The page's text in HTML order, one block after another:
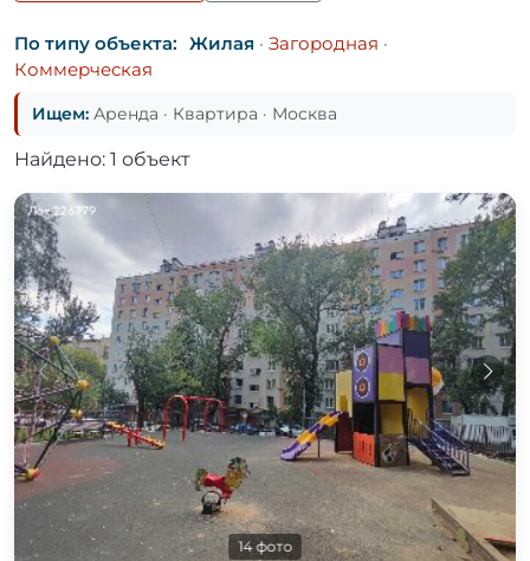
По типу объекта: Жилая · Загородная ·
Коммерческая
Ищем: Аренда · Квартира · Москва
Найдено: 1 объект
14 фото